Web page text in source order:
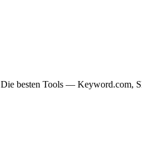
Die besten Tools — Keyword.com,